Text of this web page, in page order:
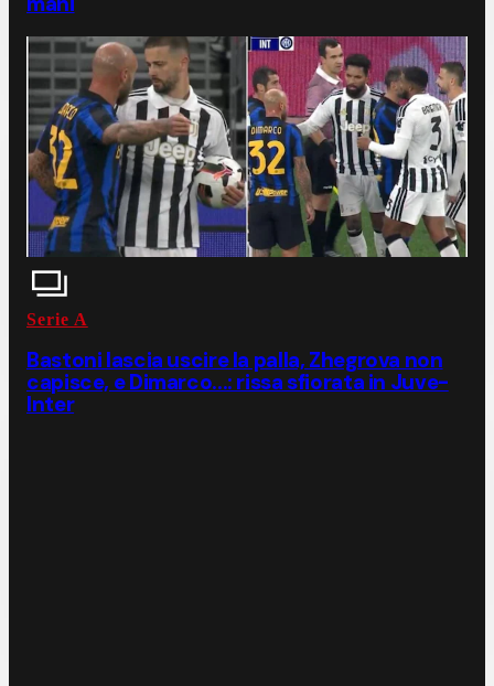
Serie A
Bastoni lascia uscire la palla, Zhegrova non
capisce, e Dimarco...: rissa sfiorata in Juve-
Inter